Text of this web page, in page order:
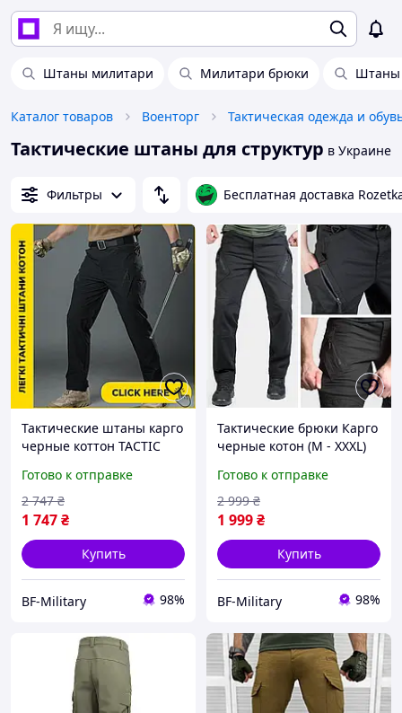
Штаны милитари Милитари брюки Штаны
Каталог товаров Военторг Тактическая одежда и
Тактические штаны для структур в Украине
Фильтры Бесплатная доставка
Тактические штаны карго
черные коттон TACTIC
штаны для силовых
структур и полиции BAGS
Готово к отправке
1 747₴
2 747 ₴
Купить
BF-Military 98%
Тактические брюки Карго
черные котон (M - XXXL)
штаны для силовых
структур полиции BAGS
Готово к отправке
1 999₴
2 999 ₴
Купить
BF-Military 98%